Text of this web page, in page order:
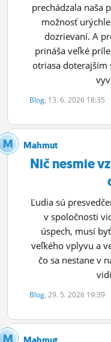
prechádzala naša
možnosť
dozrievaní. A
prináša veľké
otriasa doterajším
Blog, 13. 6. 2026 18:35
Mahmut
Nič nesmie
Ľudia sú
v spoločnosti
úspech, musí
veľkého vplyvu a
čo sa nestane v
Blog, 29. 5. 2026 19:39